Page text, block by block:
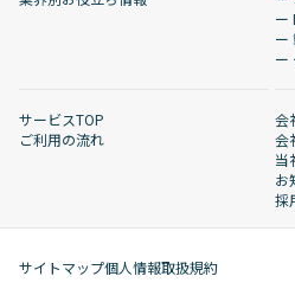
ー
ー
ー
サービスTOP
ご利用の流れ
会
会
当
お
採
サイトマップ個人情報取扱規約